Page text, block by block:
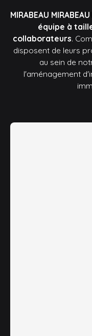
MIRABEAU
équipe à
collaborateurs.
disposent de leurs
au sein de
l'aménagement